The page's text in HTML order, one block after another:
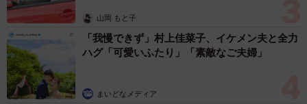
の３つの感情が入り混じって複雑でした。だからといっ
て、娘が大事なイベントとして行動したその優しい気持ち
に対して、頭ごなしに怒り否定はできません。一旦飲み込
み、受け身の姿勢を取って、のちにゆっくり冷静に話し合
いをする、コレが娘の性格を知ったうえで最良だと思って
山岡 もと子
「我慢できず」村上佳菜子、イケメン夫と全力
ハグ「可愛いふたり」「素敵なご夫婦」
まいどなメディア